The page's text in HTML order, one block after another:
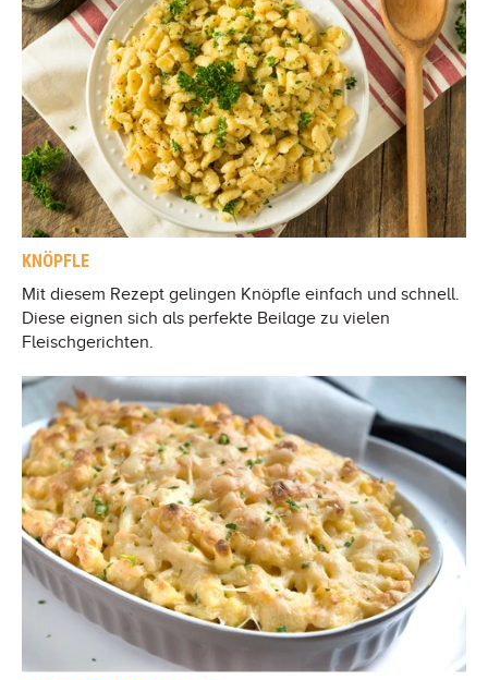
KNÖPFLE
Mit diesem Rezept gelingen Knöpfle einfach und schnell.
Diese eignen sich als perfekte Beilage zu vielen
Fleischgerichten.